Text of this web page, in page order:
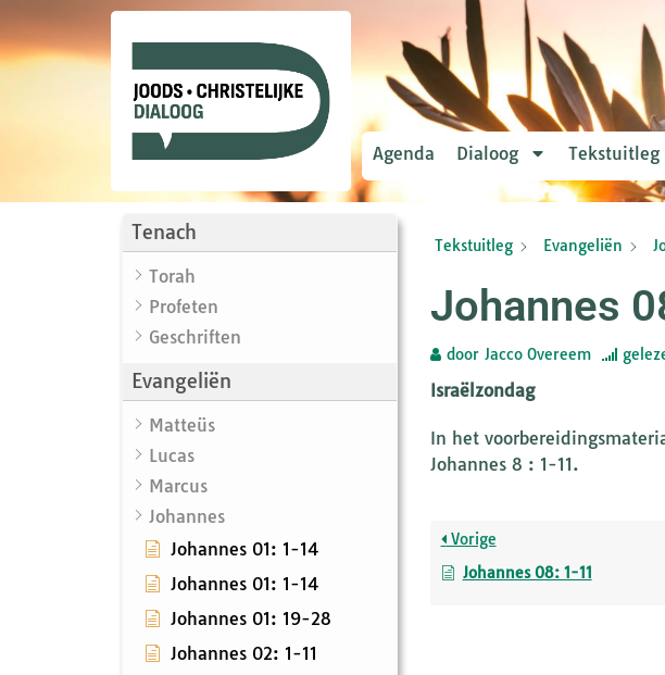
Agenda Dialoog Tekstuitleg
Tenach
Torah
Profeten
Geschriften
Evangeliën
Matteüs
Lucas
Marcus
Johannes
Johannes 01: 1-14
Johannes 01: 1-14
Johannes 01: 19-28
Johannes 02: 1-11
Tekstuitleg Evangeliën
Johannes
door Jacco Overeem
Israëlzondag
In het
Johannes 8 : 1-11.
Vorige
Johannes 08: 1-11